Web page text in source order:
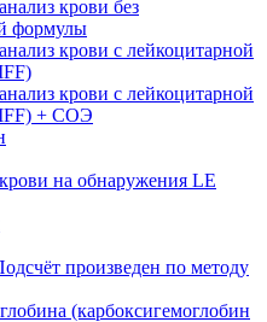
крови без
формулы
крови с лейкоцитарной
крови с лейкоцитарной
+ СОЭ
на обнаружения LE
произведен по методу
(карбоксигемоглобин